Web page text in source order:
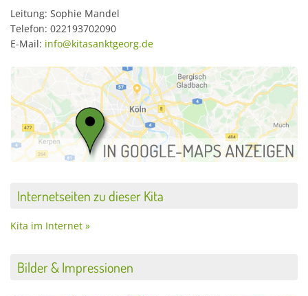
Leitung: Sophie Mandel
Telefon: 022193702090
E-Mail: info@kitasanktgeorg.de
Internetseiten zu dieser Kita
Kita im Internet »
Bilder & Impressionen